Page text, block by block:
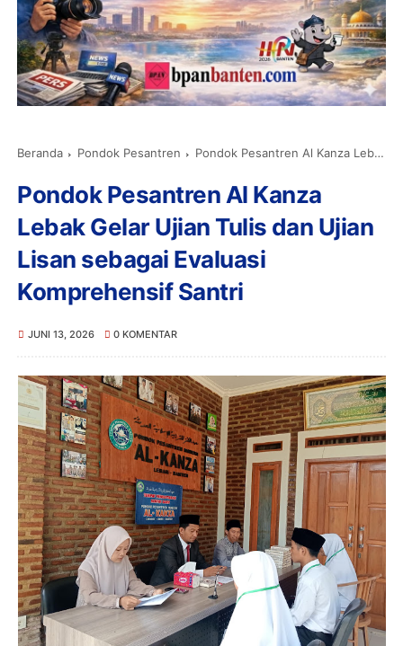
Beranda Pondok Pesantren Pondok Pesantren Al Kanza Lebak Gelar Ujian Tulis dan Ujian Lisan sebagai Evaluasi Komprehensif Santri
Pondok Pesantren Al Kanza
Lebak Gelar Ujian Tulis dan Ujian
Lisan sebagai Evaluasi
Komprehensif Santri
JUNI 13, 2026 0 KOMENTAR